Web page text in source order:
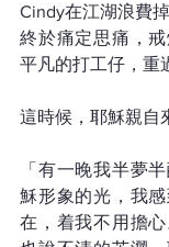
Cindy在江湖浪費
終於痛定思痛，
平凡的打工仔，重
這時候，耶穌親自
「有一晚我半夢
穌形象的光，我
在，着我不用擔